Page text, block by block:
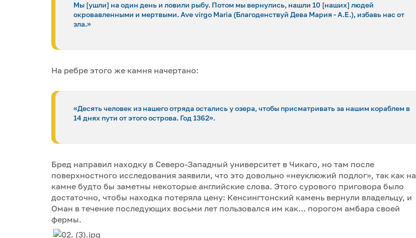
Мы [ушли] на один день и ловили рыбу. Потом мы вернулись, нашли 10 [наших] людей
окровавленными и мертвыми. Ave virgo Maria (Благоденствуй Дева Мария - А.Е.), избавь нас от
зла.»
На ребре этого же камня начертано:
«Десять человек из нашего отряда остались у озера, чтобы присматривать за нашим кораблем в
14 днях пути от этого острова. Год 1362».
Бред направил находку в Северо-Западный университет в Чикаго, но там после
поверхностного исследования заявили, что это довольно «неуклюжий подлог», так как на
камне будто бы заметны некоторые английские слова. Этого сурового приговора было
достаточно, чтобы находка потеряла цену: Кенсингтонский камень вернули владельцу, и
Оман в течение последующих восьми лет пользовался им как… порогом амбара своей
фермы.